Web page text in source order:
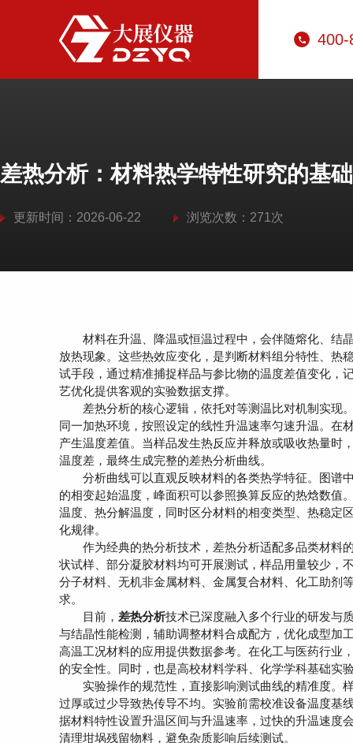
400-
差热分析：材料热学特性研究的基
更新时间：2026-06-22 浏览次数：271次
材料在升温、降温或恒温过程中，会伴随熔化、结
放热现象。这些热效应变化，是判断材料组分特性、热
试手段，通过精准捕捉样品与参比物的温度差值变化，
艺优化提供客观的实验数据支撑。
差热分析的核心逻辑，依托对等测温比对机制实现
同一加热环境，按照设定的线性升温速率匀速升温。在
产生温度差值。当样品发生热反应并释放或吸收热量时
温度差，最终生成完整的差热分析曲线。
分析曲线可以直观反映材料的各类热学特征。图谱
的相变起始温度，峰面积可以参照换算反应的热焓数值
温度、热分解温度，同时区分材料的相变类型、热稳定
化规律。
作为经典的热分析技术，差热分析适配多品类材料
状试样、部分凝胶材料均可开展测试，样品用量较少，
分子材料、无机非金属材料、金属复合材料、化工助剂
求。
目前， 差热分析技术已深度融入多个行业的研发与
与结晶性能检测，辅助调整材料合成配方，优化成型加
高温工况材料的应用提供数据参考。在化工与医药行业
的安全性。同时，也是高校材料学科、化学学科基础实
实验操作的规范性，直接影响测试曲线的精准度。
过厚或过少导致热传导不均。实验前需校准设备温度基
据材料特性设置升温区间与升温速率，过快的升温速度
清理坩埚残留物料，避免杂质影响后续测试。